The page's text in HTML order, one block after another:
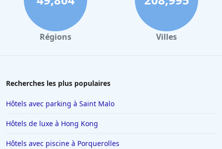
Régions Villes
Recherches les plus populaires
Hôtels avec parking à Saint Malo
Hôtels de luxe à Hong Kong
Hôtels avec piscine à Porquerolles